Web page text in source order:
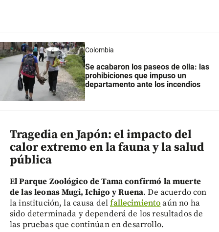
Colombia
Se acabaron los paseos de olla: las
prohibiciones que impuso un
departamento ante los incendios
Tragedia en Japón: el impacto del
calor extremo en la fauna y la salud
pública
El Parque Zoológico de Tama confirmó la muerte
de las leonas Mugi, Ichigo y Ruena. De acuerdo con
la institución, la causa delfallecimientoaún no ha
sido determinada y dependerá de los resultados de
las pruebas que continúan en desarrollo.